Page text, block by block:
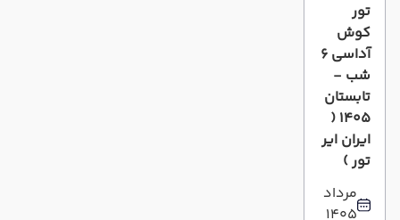
تور
کوش
آداسی 6
شب -
تابستان
1405 (
ایران ایر
تور )
مرداد
1405